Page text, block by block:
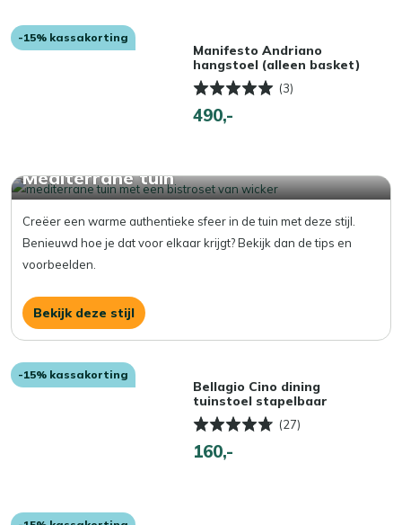
-15% kassakorting
Manifesto Andriano
hangstoel (alleen basket)
(3)
490,-
Mediterrane tuin
Creëer een warme authentieke sfeer in de tuin met deze stijl.
Benieuwd hoe je dat voor elkaar krijgt? Bekijk dan de tips en
voorbeelden.
Bekijk deze stijl
-15% kassakorting
Bellagio Cino dining
tuinstoel stapelbaar
(27)
160,-